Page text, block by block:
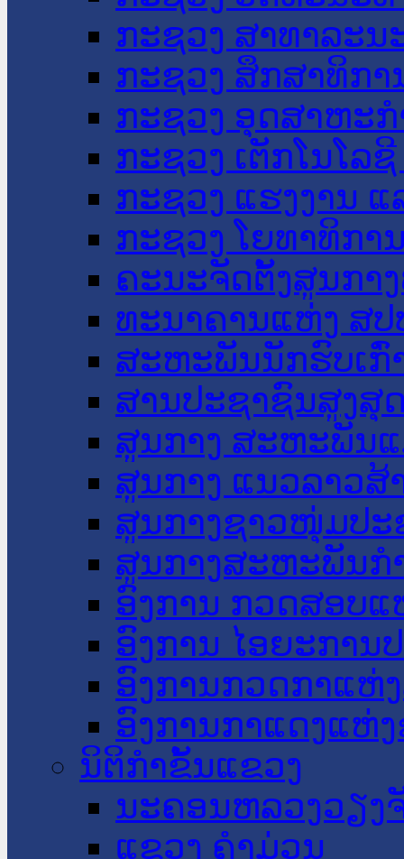
ກະຊວງ ສາທາລະນ
ກະຊວງ ສຶກສາທິກາ
ກະຊວງ ອຸດສາຫະ
ກະຊວງ ເຕັກໂນໂລ
ກະຊວງ ແຮງງານ
ກະຊວງ ໂຍທາທິກາ
ຄະນະຈັດຕັ້ງສູນກາ
ທະນາຄານແຫ່ງ ສປ
ສະຫະພັນນັກຮົບເກົ່
ສານປະຊາຊົນສູງສຸ
ສູນກາງ ສະຫະພັນ
ສູນກາງ ແນວລາວສ້
ສູນກາງຊາວໜຸ່ມປະ
ສູນກາງສະຫະພັນກ
ອົງການ ກວດສອບແ
ອົງການ ໄອຍະການ
ອົງການກວດກາແຫ່
ອົງການກາແດງແຫ່
ນິຕິກໍາຂັ້ນແຂວງ
ນະ​ຄອນ​ຫລວງວຽງ
ແຂວງ ຄໍາມ່ວນ